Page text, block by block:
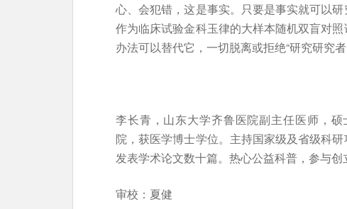
心、会犯错，这是事实。只要是事实就可以
作为临床试验金科玉律的大样本随机双盲对
办法可以替代它，一切脱离或拒绝“研究研究
李长青，山东大学齐鲁医院副主任医师，
院，获医学博士学位。主持国家级及省级科
发表学术论文数十篇。热心公益科普，参与创
审校：夏健